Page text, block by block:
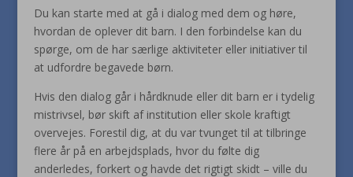
Du kan starte med at gå i dialog med dem og høre,
hvordan de oplever dit barn. I den forbindelse kan du
spørge, om de har særlige aktiviteter eller initiativer til
at udfordre begavede børn.
Hvis den dialog går i hårdknude eller dit barn er i tydelig
mistrivsel, bør skift af institution eller skole kraftigt
overvejes. Forestil dig, at du var tvunget til at tilbringe
flere år på en arbejdsplads, hvor du følte dig
anderledes, forkert og havde det rigtigt skidt – ville du